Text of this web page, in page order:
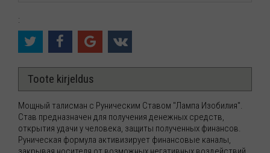
:
Toote kirjeldus
Мощный талисман с Руническим Ставом "Лампа Изобилия".
Став предназначен для получения денежных средств,
открытия удачи у человека, защиты полученных финансов.
Руническая формула активизирует финансовые каналы,